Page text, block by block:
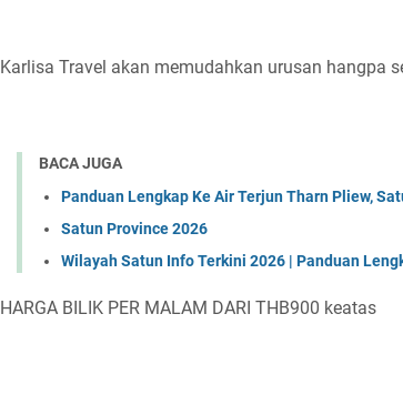
Karlisa Travel akan memudahkan urusan hangpa
BACA JUGA
Panduan Lengkap Ke Air Terjun Tharn Pliew,
Satun Province 2026
Wilayah Satun Info Terkini 2026 | Panduan
HARGA BILIK PER MALAM DARI THB900 keatas